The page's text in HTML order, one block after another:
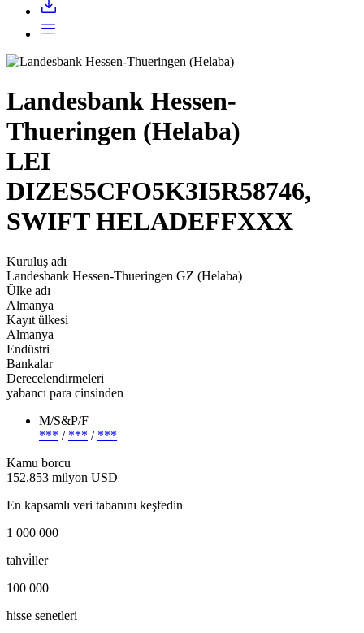
Landesbank Hessen-
Thueringen (Helaba)
LEI
DIZES5CFO5K3I5R58746,
SWIFT HELADEFFXXX
Kuruluş adı
Landesbank Hessen-Thueringen GZ (Helaba)
Ülke adı
Almanya
Kayıt ülkesi
Almanya
Endüstri
Bankalar
Derecelendirmeleri
yabancı para cinsinden
M/S&P/F
*** / *** / ***
Kamu borcu
152.853 milyon USD
En kapsamlı veri tabanını keşfedin
1 000 000
tahvi̇ller
100 000
hisse senetleri